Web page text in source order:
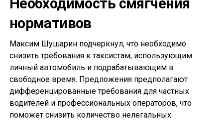
Необходимость смягчения
нормативов
Максим Шушарин подчеркнул, что необходимо
снизить требования к таксистам, использующим
личный автомобиль и подрабатывающим в
свободное время. Предложения предполагают
дифференцированные требования для частных
водителей и профессиональных операторов, что
поможет снизить количество нелегальных